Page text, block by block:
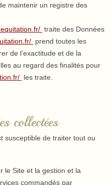
maintenir un registre des
traite des Données
prend toutes les
de l’exactitude et de la
au regard des finalités pour
les traite.
collectées
susceptible de traiter tout ou
le Site et la gestion et la
commandés par